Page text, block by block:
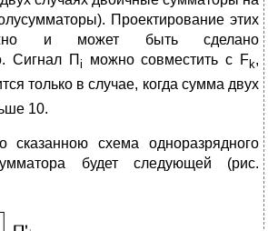
Проектирование этих
и может быть сделано
Сигнал П i можно совместить с Fk,
только в случае, когда сумма двух
10.
сказанною схема одноразрядного
будет следующей (рис.